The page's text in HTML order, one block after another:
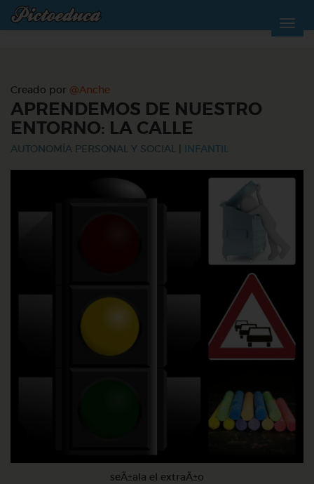
Creado por @Anche
APRENDEMOS DE NUESTRO
ENTORNO: LA CALLE
AUTONOMÍA PERSONAL Y SOCIAL INFANTIL
seÃ±ala el extraÃ±o